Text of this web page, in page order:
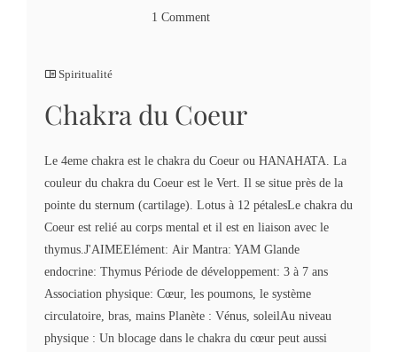
1 Comment
Spiritualité
Chakra du Coeur
Le 4eme chakra est le chakra du Coeur ou HANAHATA. La
couleur du chakra du Coeur est le Vert. Il se situe près de la
pointe du sternum (cartilage). Lotus à 12 pétalesLe chakra du
Coeur est relié au corps mental et il est en liaison avec le
thymus.J'AIMEElément: Air Mantra: YAM Glande
endocrine: Thymus Période de développement: 3 à 7 ans
Association physique: Cœur, les poumons, le système
circulatoire, bras, mains Planète : Vénus, soleilAu niveau
physique : Un blocage dans le chakra du cœur peut aussi